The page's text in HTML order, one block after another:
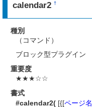
calendar2†
種別
（コマンド）
ブロック型プラグイン
重要度
★★★☆☆
書式
#calendar2( [{[ページ名